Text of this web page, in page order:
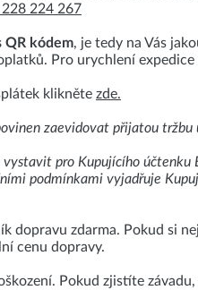
224 267
QR kódem, je tedy na Vás
Pro urychlení expedice
klikněte zde.
zaevidovat přijatou tržbu
pro Kupujícího účtenku
podmínkami vyjadřuje
dopravu zdarma. Pokud si
cenu dopravy.
Pokud zjistíte závadu,